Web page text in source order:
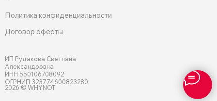
Политика конфиденциальности
2026 © WHYNOT
ИП Рудакова Светлана
Александровна
ИНН 550106708092
ОГРНИП 323774600823280
Договор оферты